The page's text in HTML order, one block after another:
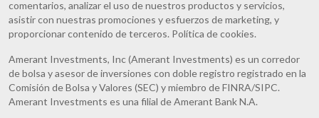
comentarios, analizar el uso de nuestros productos y servicios,
asistir con nuestras promociones y esfuerzos de marketing, y
proporcionar contenido de terceros. Política de cookies.
Amerant Investments, Inc (Amerant Investments) es un corredor
de bolsa y asesor de inversiones con doble registro registrado en la
Comisión de Bolsa y Valores (SEC) y miembro de FINRA/SIPC.
Amerant Investments es una filial de Amerant Bank N.A.